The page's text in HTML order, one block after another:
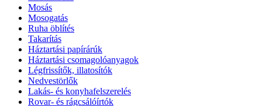
Mosás
Mosogatás
Ruha öblítés
Takarítás
Háztartási papírárúk
Háztartási csomagolóanyagok
Légfrissítők, illatosítók
Nedvestörlők
Lakás- és konyhafelszerelés
Rovar- és rágcsálóírtók